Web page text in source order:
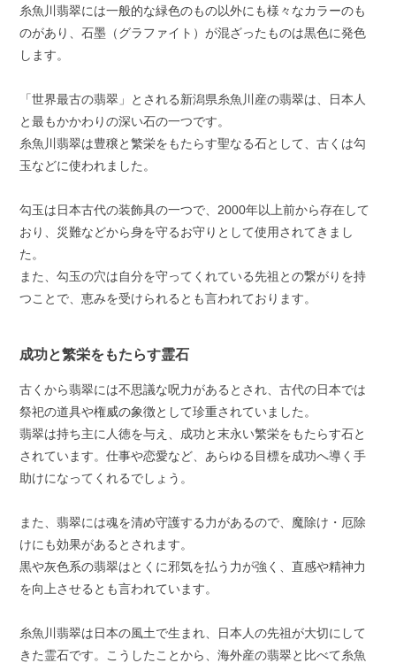
糸魚川翡翠には一般的な緑色のもの以外にも様々なカラーのも
のがあり、石墨（グラファイト）が混ざったものは黒色に発色
します。
「世界最古の翡翠」とされる新潟県糸魚川産の翡翠は、日本人
と最もかかわりの深い石の一つです。
糸魚川翡翠は豊穣と繁栄をもたらす聖なる石として、古くは勾
玉などに使われました。
勾玉は日本古代の装飾具の一つで、2000年以上前から存在して
おり、災難などから身を守るお守りとして使用されてきまし
た。
また、勾玉の穴は自分を守ってくれている先祖との繋がりを持
つことで、恵みを受けられるとも言われております。
成功と繁栄をもたらす霊石
古くから翡翠には不思議な呪力があるとされ、古代の日本では
祭祀の道具や権威の象徴として珍重されていました。
翡翠は持ち主に人徳を与え、成功と末永い繁栄をもたらす石と
されています。仕事や恋愛など、あらゆる目標を成功へ導く手
助けになってくれるでしょう。
また、翡翠には魂を清め守護する力があるので、魔除け・厄除
けにも効果があるとされます。
黒や灰色系の翡翠はとくに邪気を払う力が強く、直感や精神力
を向上させるとも言われています。
糸魚川翡翠は日本の風土で生まれ、日本人の先祖が大切にして
きた霊石です。こうしたことから、海外産の翡翠と比べて糸魚